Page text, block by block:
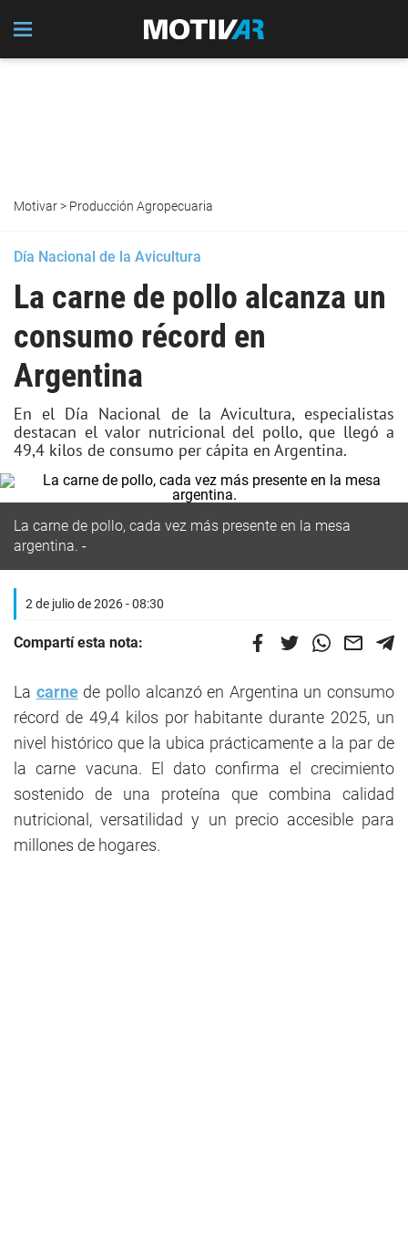
Motivar> Producción Agropecuaria
Día Nacional de la Avicultura
La carne de pollo alcanza un
consumo récord en
Argentina
En el Día Nacional de la Avicultura, especialistas
destacan el valor nutricional del pollo, que llegó a
49,4 kilos de consumo per cápita en Argentina.
La carne de pollo, cada vez más presente en la mesa
argentina.
2 de julio de 2026 - 08:30
Compartí esta nota:
La carnede pollo alcanzó en Argentina un consumo
récord de 49,4 kilos por habitante durante 2025, un
nivel histórico que la ubica prácticamente a la par de
la carne vacuna. El dato confirma el crecimiento
sostenido de una proteína que combina calidad
nutricional, versatilidad y un precio accesible para
millones de hogares.